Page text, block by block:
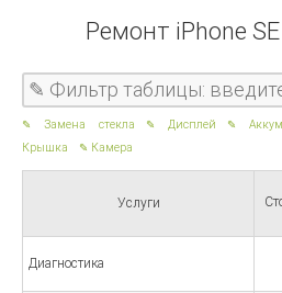
Ремонт iPhone
Замена стекла Дисплей
Крышка
Камера
Услуги
Диагностика